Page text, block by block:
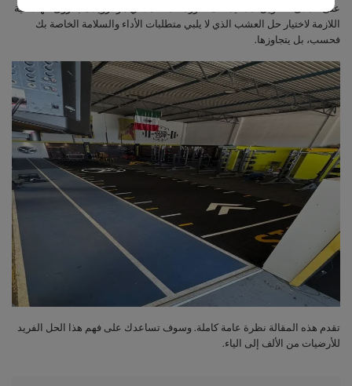
على المدى الطويل، مما يمنحك صورة كاملة. هدفي هو تزويدك بالرؤى الهندسية
اللازمة لاختيار حل العشب الذي لا يلبي متطلبات الأداء والسلامة الخاصة بك
فحسب، بل يتجاوزها.
تقدم هذه المقالة نظرة عامة كاملة. وسوف تساعدك على فهم هذا الحل الفريد
للأرضيات من الألف إلى الياء.